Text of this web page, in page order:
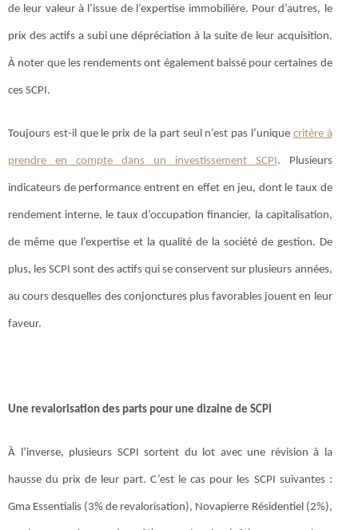
de leur valeur à l’issue de l’expertise immobilière. Pour d’autres, le
prix des actifs a subi une dépréciation à la suite de leur acquisition.
À noter que les rendements ont également baissé pour certaines de
ces SCPI.
Toujours est-il que le prix de la part seul n’est pas l’unique critère à
prendre en compte dans un investissement SCPI. Plusieurs
indicateurs de performance entrent en effet en jeu, dont le taux de
rendement interne, le taux d’occupation financier, la capitalisation,
de même que l’expertise et la qualité de la société de gestion. De
plus, les SCPI sont des actifs qui se conservent sur plusieurs années,
au cours desquelles des conjonctures plus favorables jouent en leur
faveur.
Une revalorisation des parts pour une dizaine de SCPI
À l’inverse, plusieurs SCPI sortent du lot avec une révision à la
hausse du prix de leur part. C’est le cas pour les SCPI suivantes :
Gma Essentialis (3% de revalorisation), Novapierre Résidentiel (2%),